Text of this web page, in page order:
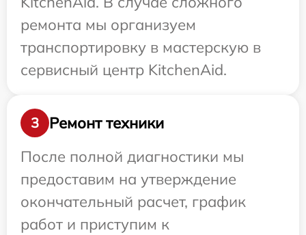
ремонта мы организуем
транспортировку в мастерскую в
сервисный центр KitchenAid.
3
Ремонт техники
После полной диагностики мы
предоставим на утверждение
окончательный расчет, график
работ и приступим к